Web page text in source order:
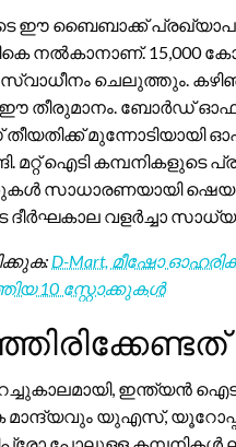
ഈ ബൈബാക്ക്
നൽകാനാണ്. 15,000
ചെലുത്തും.
തീരുമാനം. ബോർഡ് ഓഫ്
മറ്റ് ഐടി കമ്പനികളുടെ
സാധാരണയായി
ദീർഘകാല വളർച്ചാ
D-Mart, മീഷോ
10 സ്റ്റോക്കുകൾ
ഇന്ത്യൻ
മാന്ദ്യവും യുഎസ്,